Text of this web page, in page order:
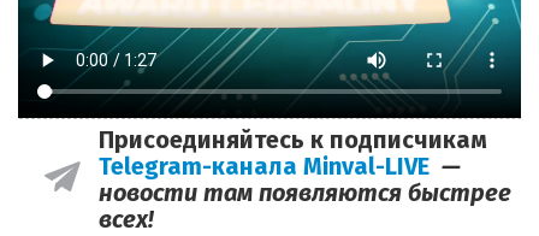
Присоединяйтесь к подписчикам
Telegram-канала Minval-LIVE —
новости там появляются быстрее
всех!